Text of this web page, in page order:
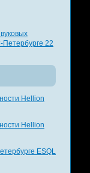
Петербурге 22
Hellion
Hellion
ESQL